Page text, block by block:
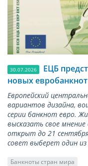
30.07.2026
ЕЦБ
новых евробанкнот
Европейский
вариантов дизайна,
серии банкнот евро.
высказать свое
открыт до 21
совет выберет один
Банкноты стран мира